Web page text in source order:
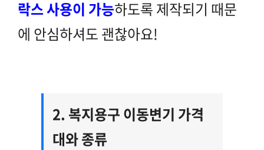
락스 사용이 가능하도록 제작되기 때문
에 안심하셔도 괜찮아요!
2. 복지용구 이동변기 가격
대와 종류